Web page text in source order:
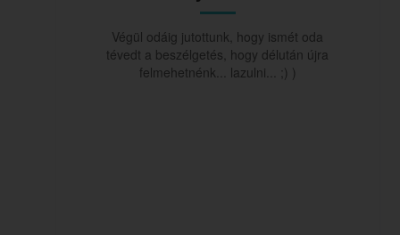
Végül odáig jutottunk, hogy ismét oda
tévedt a beszélgetés, hogy délután újra
felmehetnénk... lazulni... ;) )